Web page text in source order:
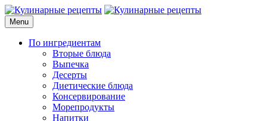
Skip
to
content
Кулинарные рецепты
для домашнего приготовления
Menu
По ингредиентам
Вторые блюда
Выпечка
Десерты
Диетические блюда
Консервирование
Морепродукты
Напитки